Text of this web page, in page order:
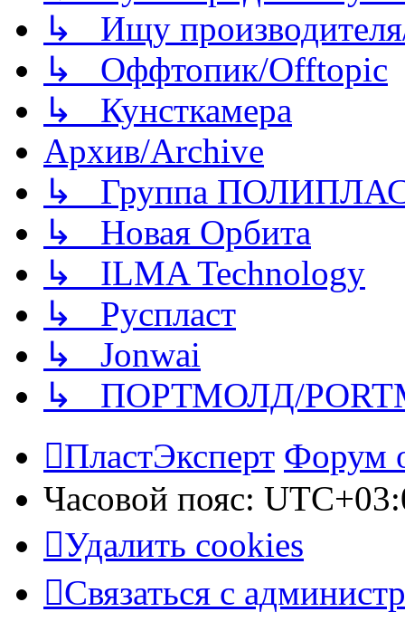
↳ Ищу
↳ Оффтопик/Offtopic
↳ Кунсткамера
Архив/Archive
↳ Группа
↳ Новая Орбита
↳ ILMA Technology
↳ Руспласт
↳ Jonwai
↳ ПОРТМОЛД/
ПластЭксперт Форум
Часовой пояс:
Удалить cookies
Связаться с